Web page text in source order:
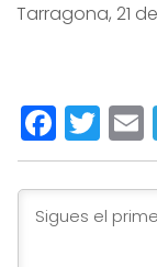
Tarragona, 21